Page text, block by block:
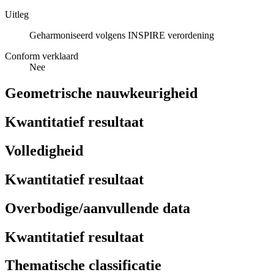
Uitleg
Geharmoniseerd volgens INSPIRE verordening
Conform verklaard
Nee
Geometrische nauwkeurigheid
Kwantitatief resultaat
Volledigheid
Kwantitatief resultaat
Overbodige/aanvullende data
Kwantitatief resultaat
Thematische classificatie